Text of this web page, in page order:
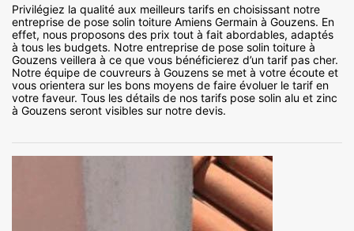
Privilégiez la qualité aux meilleurs tarifs en choisissant notre
entreprise de pose solin toiture Amiens Germain à Gouzens. En
effet, nous proposons des prix tout à fait abordables, adaptés
à tous les budgets. Notre entreprise de pose solin toiture à
Gouzens veillera à ce que vous bénéficierez d’un tarif pas cher.
Notre équipe de couvreurs à Gouzens se met à votre écoute et
vous orientera sur les bons moyens de faire évoluer le tarif en
votre faveur. Tous les détails de nos tarifs pose solin alu et zinc
à Gouzens seront visibles sur notre devis.